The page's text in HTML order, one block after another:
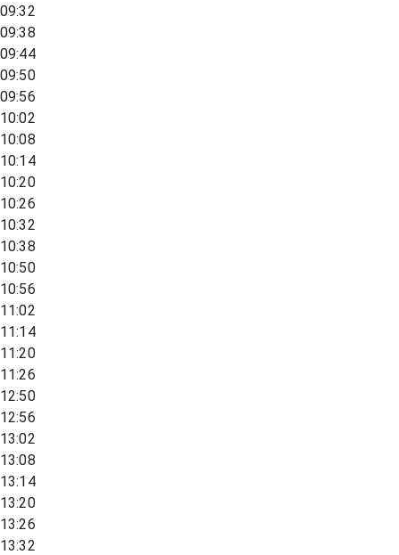
09:32
09:38
09:44
09:50
09:56
10:02
10:08
10:14
10:20
10:26
10:32
10:38
10:50
10:56
11:02
11:14
11:20
11:26
12:50
12:56
13:02
13:08
13:14
13:20
13:26
13:32